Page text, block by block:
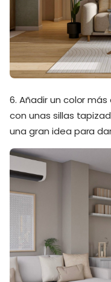
6. Añadir un color
con unas sillas
una gran idea para